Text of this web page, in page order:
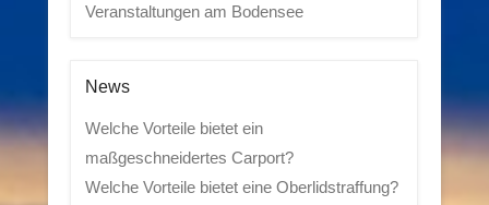
Veranstaltungen am Bodensee
News
Welche Vorteile bietet ein
maßgeschneidertes Carport?
Welche Vorteile bietet eine Oberlidstraffung?